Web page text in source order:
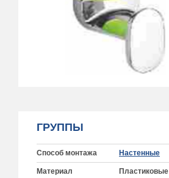
ГРУППЫ
Способ монтажа Настенные
Материал Пластиковые